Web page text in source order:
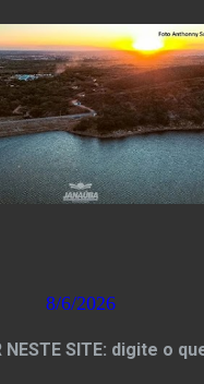
para o conteúdo principal
8/6/2026
NESTE SITE: digite o